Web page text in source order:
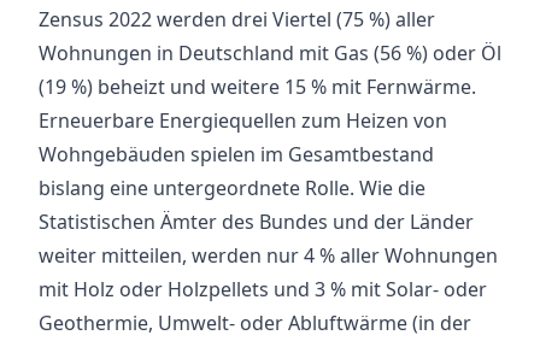
Zensus 2022 werden drei Viertel (75 %) aller
Wohnungen in Deutschland mit Gas (56 %) oder Öl
(19 %) beheizt und weitere 15 % mit Fernwärme.
Erneuerbare Energiequellen zum Heizen von
Wohngebäuden spielen im Gesamtbestand
bislang eine untergeordnete Rolle. Wie die
Statistischen Ämter des Bundes und der Länder
weiter mitteilen, werden nur 4 % aller Wohnungen
mit Holz oder Holzpellets und 3 % mit Solar- oder
Geothermie, Umwelt- oder Abluftwärme (in der